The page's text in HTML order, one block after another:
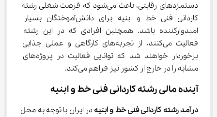
دستمزدهای رقابتی، باعث می‌شود که فرصت شغلی رشته
کاردانی فنی خط و ابنیه برای دانش‌آموختگان بسیار
امیدوارکننده باشد. همچنین افرادی که در این رشته
فعالیت می‌کنند، از تجربه‌های کارگاهی و عملی جذابی
برخوردار خواهند شد که توانایی فعالیت در پروژه‌های
مشابه را در خارج از کشور نیز فراهم می‌کند.
آینده مالی رشته کاردانی فنی خط و ابنیه
درآمد رشته کاردانی فنی خط و ابنیه در ایران با توجه به محل